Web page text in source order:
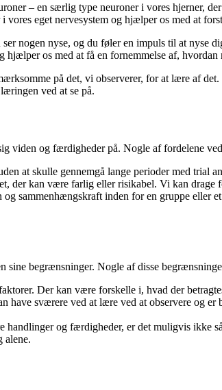
– en særlig type neuroner i vores hjerner,
eget nervesystem og hjælper os med at
nogen nyse, og du føler en impuls til at nyse
os med at få en fornemmelse af, hvordan
på det, vi observerer, for at lære af
ved at se på.
viden og færdigheder på. Nogle af fordelene
at skulle gennemgå lange perioder med trial
der kan være farlig eller risikabel. Vi kan drage
sammenhængskraft inden for en gruppe eller
begrænsninger. Nogle af disse
Der kan være forskelle i, hvad der
have sværere ved at lære ved at observere og
og færdigheder, er det muligvis ikke
alene.